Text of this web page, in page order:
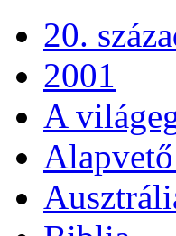
20.
2001
A